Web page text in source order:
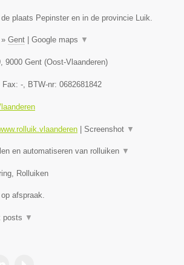
plaats Pepinster en in de provincie Luik.
» Gent Google maps ▼
, 9000 Gent (Oost-Vlaanderen)
Fax: -, BTW-nr: 0682681842
Screenshot ▼
en automatiseren van rolluiken ▼
Rolluiken
afspraak.
posts ▼